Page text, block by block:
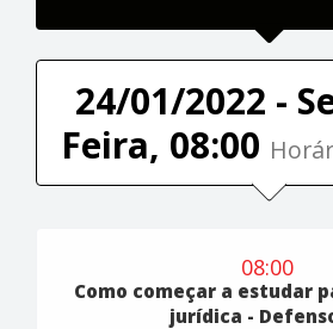
24/01/2022 -
Feira, 08:00
08:00
Como começar a estudar
jurídica -